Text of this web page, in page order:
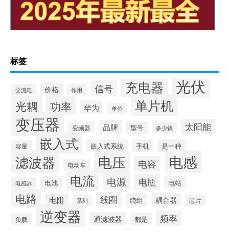
标签
交流电 价格 作用 信号 充电器 光伏
光耦 功率 华为 单位 单片机
变压器 变频器 品牌 型号 多少钱 太阳能
容量 嵌入式 嵌入式系统 手机 是一种
滤波器 电动车 电压 电容 电感
电感器 电池 电流 电源 电瓶 电站
电路 电阻 系列 线圈 绕组 耦合器 芯片
负载 逆变器 通滤波器 都是 频率